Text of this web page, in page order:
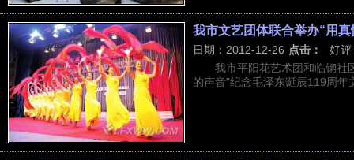
我市文艺团体联合举办“用
日期：2012-12-26 点击：
好评
我市平阳花艺术团和临钢社
的声音”纪念毛泽东诞辰119周年